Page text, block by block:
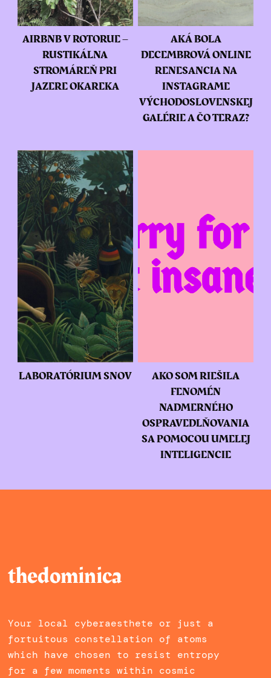
AIRBNB V ROTORUE –
RUSTIKÁLNA
STROMÁREŇ PRI
JAZERE OKAREKA
AKÁ BOLA
DECEMBROVÁ ONLINE
RENESANCIA NA
INSTAGRAME
VÝCHODOSLOVENSKEJ
GALÉRIE A ČO TERAZ?
LABORATÓRIUM SNOV
AKO SOM RIEŠILA
FENOMÉN
NADMERNÉHO
OSPRAVEDLŇOVANIA
SA POMOCOU UMELEJ
INTELIGENCIE
thedominica
Your local cyberaesthete or just a
fortuitous constellation of atoms
which have chosen to resist entropy
for a few moments within cosmic